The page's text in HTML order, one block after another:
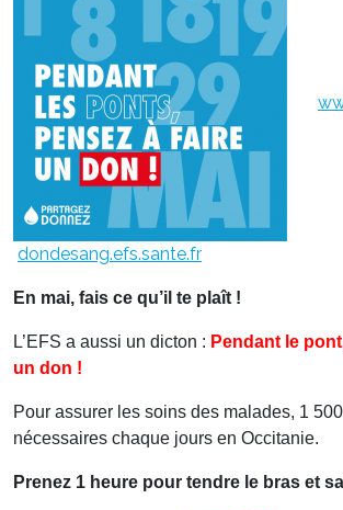
dondesang.efs.sante.fr
En mai, fais ce qu’il te plaît !
L’EFS a aussi un dicton : Pendant le
un don !
Pour assurer les soins des malades, 1
nécessaires chaque jours en Occitanie.
Prenez 1 heure pour tendre le bras et